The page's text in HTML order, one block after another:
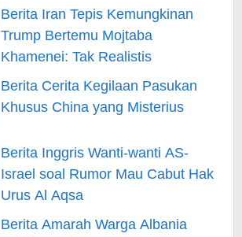
Berita Iran Tepis Kemungkinan
Trump Bertemu Mojtaba
Khamenei: Tak Realistis
Berita Cerita Kegilaan Pasukan
Khusus China yang Misterius
Berita Inggris Wanti-wanti AS-
Israel soal Rumor Mau Cabut Hak
Urus Al Aqsa
Berita Amarah Warga Albania